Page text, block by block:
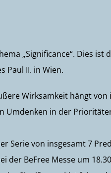
„Significance“. Dies
Paul II. in Wien.
Wirksamkeit hängt
Umdenken in der
Serie von insgesamt 7
der BeFree Messe um